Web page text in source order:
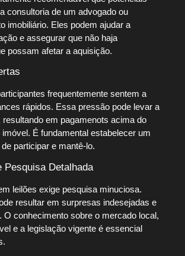
consultoria de um advogado ou
imobiliário. Eles podem ajudar a
e assegurar que não haja
possam afetar a aquisição.
frequentemente sentem a
rápidos. Essa pressão pode levar a
em pagamenots acima do
É fundamental estabelecer um
participar e mantê-lo.
Pesquisa Detalhada
leilões exige pesquisa minuciosa.
resultar em surpresas indesejadas e
O conhecimento sobre o mercado local,
e a legislação vigente é essencial